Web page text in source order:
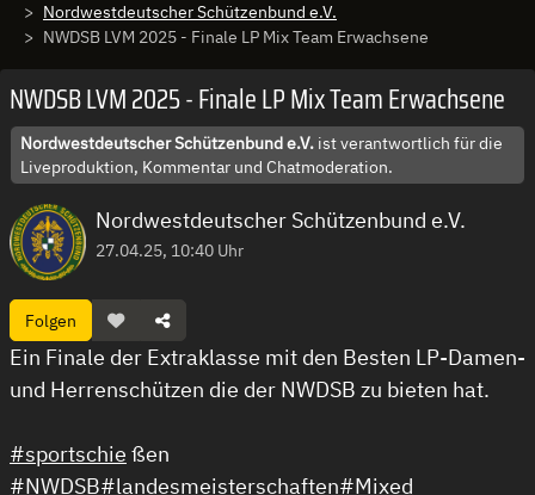
Nordwestdeutscher Schützenbund e.V.
NWDSB LVM 2025 - Finale LP Mix Team Erwachsene
NWDSB LVM 2025 - Finale LP Mix Team Erwachsene
Nordwestdeutscher Schützenbund e.V. ist verantwortlich für die
Liveproduktion, Kommentar und Chatmoderation.
Nordwestdeutscher Schützenbund e.V.
27.04.25, 10:40 Uhr
Folgen
Ein Finale der Extraklasse mit den Besten LP-Damen-
und Herrenschützen die der NWDSB zu bieten hat.
#sportschie ßen
#NWDSB#landesmeisterschaften#Mixed